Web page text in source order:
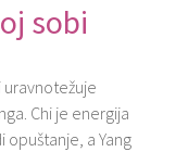
sobi
uravnotežuje
Chi je energija
opuštanje, a Yang